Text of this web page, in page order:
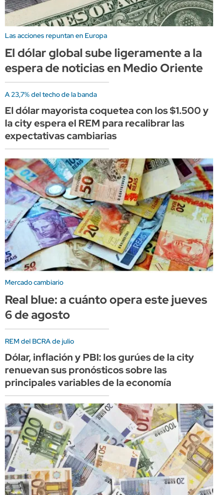
Las acciones repuntan en Europa
El dólar global sube ligeramente a la
espera de noticias en Medio Oriente
A 23,7% del techo de la banda
El dólar mayorista coquetea con los $1.500 y
la city espera el REM para recalibrar las
expectativas cambiarias
Mercado cambiario
Real blue: a cuánto opera este jueves
6 de agosto
REM del BCRA de julio
Dólar, inflación y PBI: los gurúes de la city
renuevan sus pronósticos sobre las
principales variables de la economía